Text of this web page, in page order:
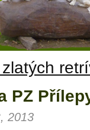
PZ
2013